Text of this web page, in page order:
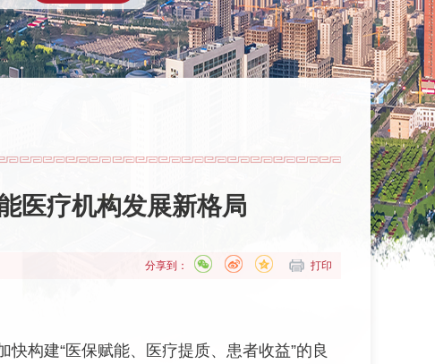
医疗机构发展新格局
打印
分享到：
构建“医保赋能、医疗提质、患者收益”的良